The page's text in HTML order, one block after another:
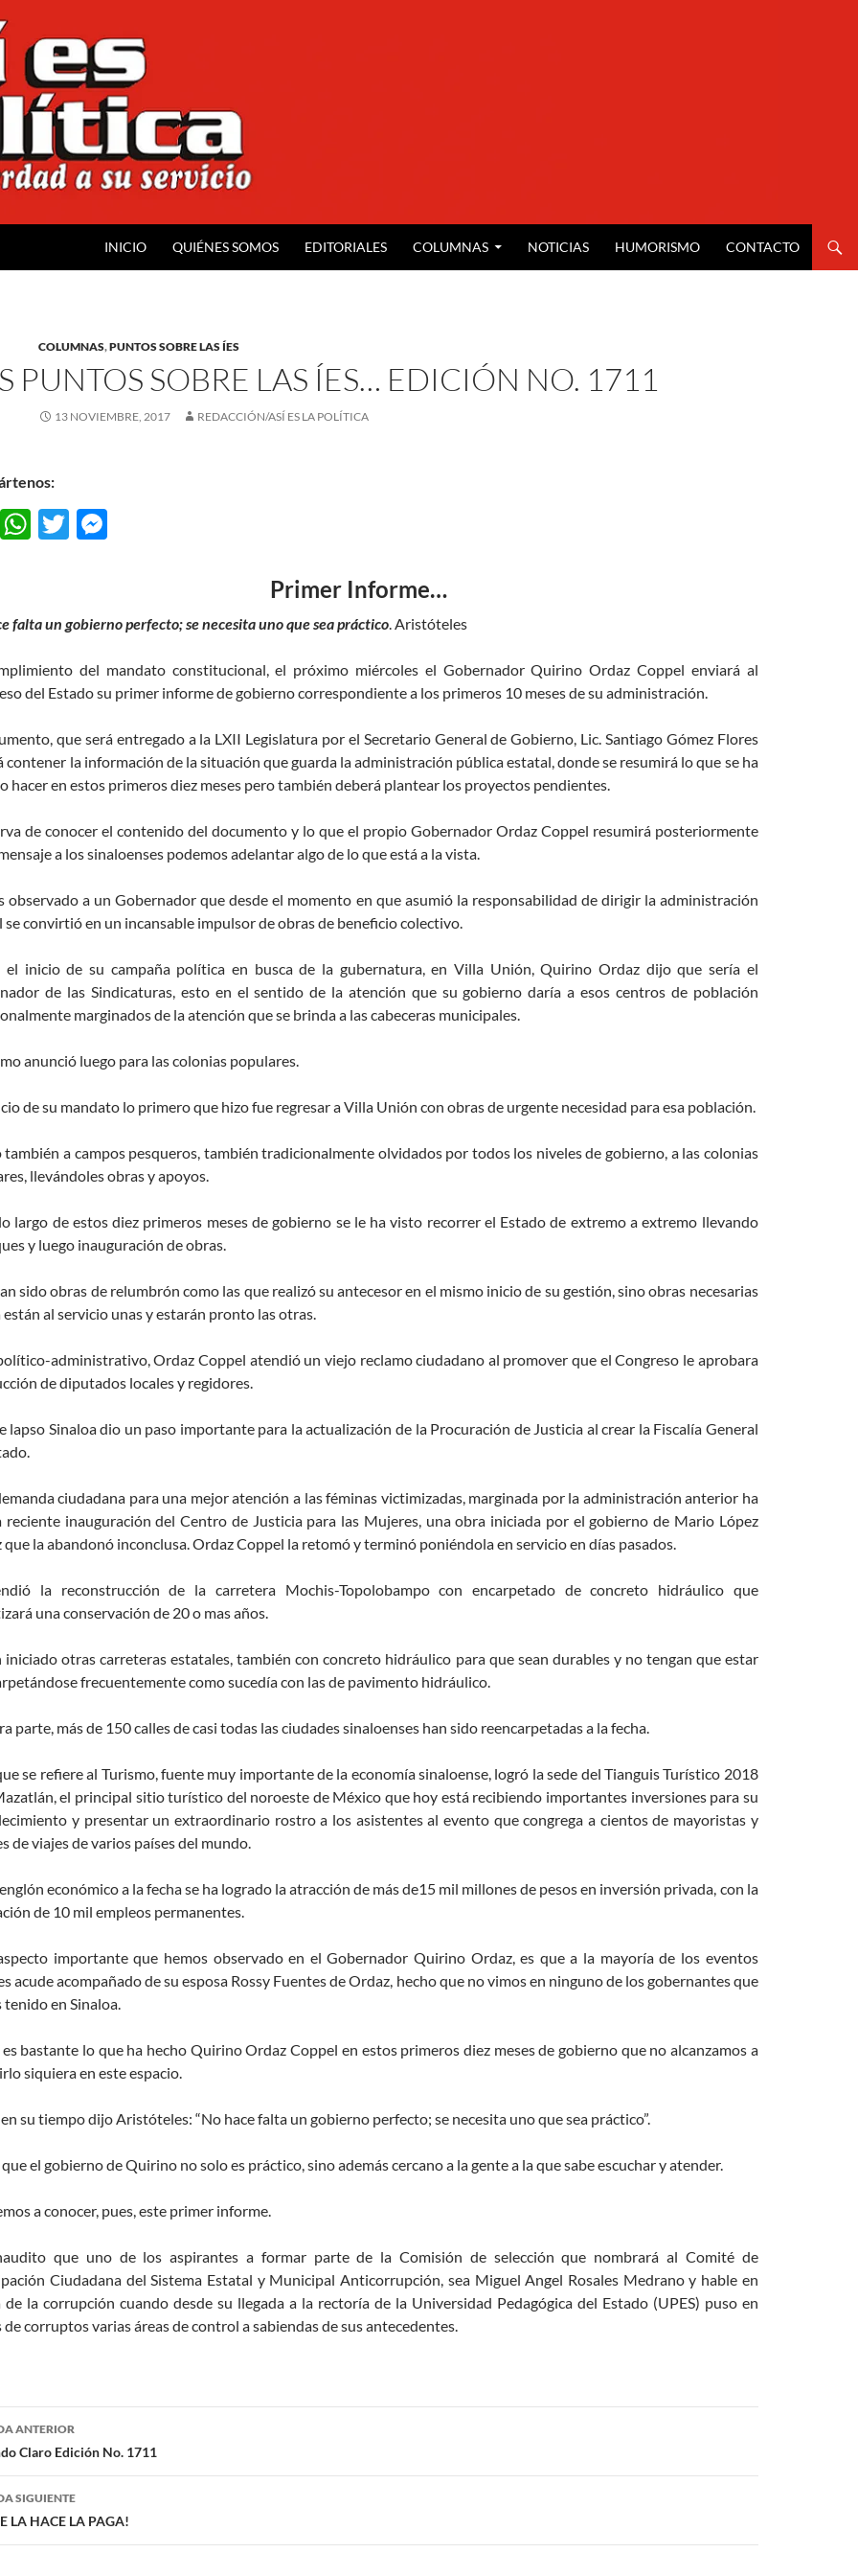
INICIO QUIÉNES SOMOS EDITORIALES COLUMNAS NOTICIAS HUMORISMO CONTACTO
COLUMNAS,PUNTOS SOBRE LAS ÍES
PUNTOS SOBRE LAS ÍES… EDICIÓN NO. 1711
13 NOVIEMBRE, 2017 REDACCIÓN/ASÍ ES LA POLÍTICA
F
W
s
p
p
T
er n
er
Primer Informe…
falta un gobierno perfecto; se necesita uno que sea práctico. Aristóteles
del mandato constitucional, el próximo miércoles el Gobernador Quirino Ordaz Coppel enviará al
del Estado su primer informe de gobierno correspondiente a los primeros 10 meses de su administración.
que será entregado a la LXII Legislatura por el Secretario General de Gobierno, Lic. Santiago Gómez Flores
contener la información de la situación que guarda la administración pública estatal, donde se resumirá lo que se ha
hacer en estos primeros diez meses pero también deberá plantear los proyectos pendientes.
de conocer el contenido del documento y lo que el propio Gobernador Ordaz Coppel resumirá posteriormente
a los sinaloenses podemos adelantar algo de lo que está a la vista.
observado a un Gobernador que desde el momento en que asumió la responsabilidad de dirigir la administración
se convirtió en un incansable impulsor de obras de beneficio colectivo.
el inicio de su campaña política en busca de la gubernatura, en Villa Unión, Quirino Ordaz dijo que sería el
de las Sindicaturas, esto en el sentido de la atención que su gobierno daría a esos centros de población
marginados de la atención que se brinda a las cabeceras municipales.
anunció luego para las colonias populares.
de su mandato lo primero que hizo fue regresar a Villa Unión con obras de urgente necesidad para esa población.
también a campos pesqueros, también tradicionalmente olvidados por todos los niveles de gobierno, a las colonias
llevándoles obras y apoyos.
largo de estos diez primeros meses de gobierno se le ha visto recorrer el Estado de extremo a extremo llevando
y luego inauguración de obras.
sido obras de relumbrón como las que realizó su antecesor en el mismo inicio de su gestión, sino obras necesarias
están al servicio unas y estarán pronto las otras.
administrativo, Ordaz Coppel atendió un viejo reclamo ciudadano al promover que el Congreso le aprobara
de diputados locales y regidores.
lapso Sinaloa dio un paso importante para la actualización de la Procuración de Justicia al crear la Fiscalía General
ciudadana para una mejor atención a las féminas victimizadas, marginada por la administración anterior ha
reciente inauguración del Centro de Justicia para las Mujeres, una obra iniciada por el gobierno de Mario López
que la abandonó inconclusa. Ordaz Coppel la retomó y terminó poniéndola en servicio en días pasados.
la reconstrucción de la carretera Mochis-Topolobampo con encarpetado de concreto hidráulico que
una conservación de 20 o mas años.
iniciado otras carreteras estatales, también con concreto hidráulico para que sean durables y no tengan que estar
frecuentemente como sucedía con las de pavimento hidráulico.
parte, más de 150 calles de casi todas las ciudades sinaloenses han sido reencarpetadas a la fecha.
se refiere al Turismo, fuente muy importante de la economía sinaloense, logró la sede del Tianguis Turístico 2018
el principal sitio turístico del noroeste de México que hoy está recibiendo importantes inversiones para su
y presentar un extraordinario rostro a los asistentes al evento que congrega a cientos de mayoristas y
de viajes de varios países del mundo.
económico a la fecha se ha logrado la atracción de más de15 mil millones de pesos en inversión privada, con la
de 10 mil empleos permanentes.
importante que hemos observado en el Gobernador Quirino Ordaz, es que a la mayoría de los eventos
acude acompañado de su esposa Rossy Fuentes de Ordaz, hecho que no vimos en ninguno de los gobernantes que
tenido en Sinaloa.
es bastante lo que ha hecho Quirino Ordaz Coppel en estos primeros diez meses de gobierno que no alcanzamos a
siquiera en este espacio.
su tiempo dijo Aristóteles: “No hace falta un gobierno perfecto; se necesita uno que sea práctico”.
el gobierno de Quirino no solo es práctico, sino además cercano a la gente a la que sabe escuchar y atender.
a conocer, pues, este primer informe.
que uno de los aspirantes a formar parte de la Comisión de selección que nombrará al Comité de
Ciudadana del Sistema Estatal y Municipal Anticorrupción, sea Miguel Angel Rosales Medrano y hable en
de la corrupción cuando desde su llegada a la rectoría de la Universidad Pedagógica del Estado (UPES) puso en
de corruptos varias áreas de control a sabiendas de sus antecedentes.
ANTERIOR
Claro Edición No. 1711
SIGUIENTE
LA HACE LA PAGA!